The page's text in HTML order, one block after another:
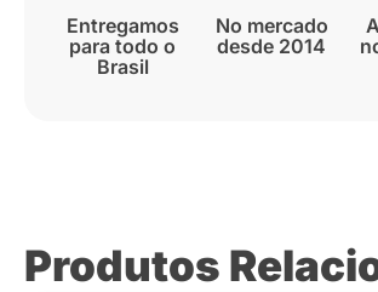
Entregamos
para todo o
Brasil
No mercado
desde 2014
Produtos